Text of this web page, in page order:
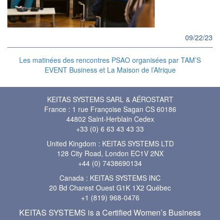
09/22/23
Les matinées des rencontres PSAO organisées par TAM’S
EVENT Business et La Maison de l’Afrique
KEITAS SYSTEMS SARL & AÉROSTART
France : 1 rue Françoise Sagan CS 60186
44802 Saint-Herblain Cedex
+33 (0) 6 63 43 43 33
United Kingdom : KEITAS SYSTEMS LTD
128 City Road, London EC1V 2NX
+44 (0) 7438690134
Canada : KEITAS SYSTEMS INC
20 Bd Charest Ouest G1K 1X2 Québec
+1 (819) 968-0476
KEITAS SYSTEMS is a Certified Women’s Business